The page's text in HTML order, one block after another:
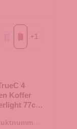
Fliederberry
+1
4
Koffer
77cm